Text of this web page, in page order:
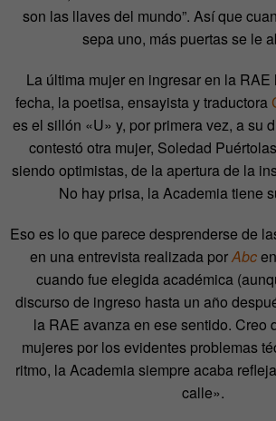
son las llaves del mundo”. Así que
sepa uno, más puertas se le
La última mujer en ingresar en la RAE
fecha, la poetisa, ensayista y traductora
es el sillón «U» y, por primera vez, a su
contestó otra mujer, Soledad
siendo optimistas, de la apertura de la
No hay prisa, la Academia tiene
Eso es lo que parece desprenderse de
en una entrevista realizada porAbc
cuando fue elegida académica
discurso de ingreso hasta un año
la RAE avanza en ese sentido. Creo
mujeres por los evidentes problemas
ritmo, la Academia siempre acaba
calle».